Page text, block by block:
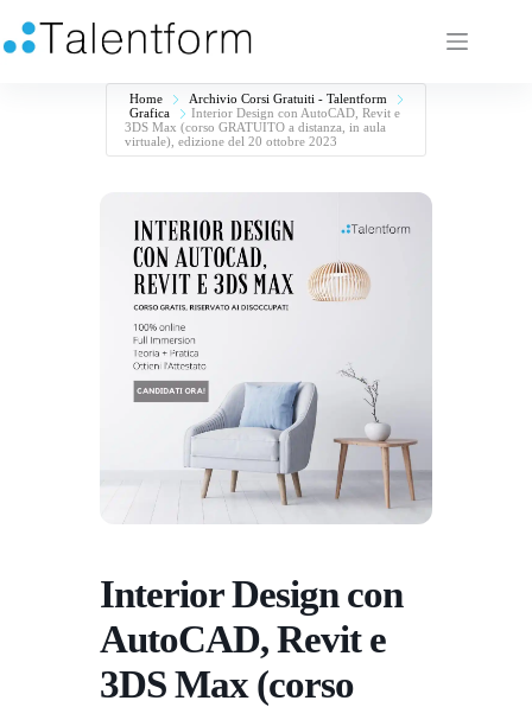
Home
Archivio Corsi Gratuiti - Talentform
Grafica
Interior Design con AutoCAD, Revit e
3DS Max (corso GRATUITO a distanza, in aula
virtuale), edizione del 20 ottobre 2023
Interior Design con
AutoCAD, Revit e
3DS Max (corso